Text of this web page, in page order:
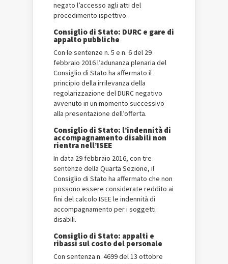
negato l’accesso agli atti del
procedimento ispettivo.
Consiglio di Stato: DURC e gare di
appalto pubbliche
Con le sentenze n. 5 e n. 6 del 29
febbraio 2016 l’adunanza plenaria del
Consiglio di Stato ha affermato il
principio della irrilevanza della
regolarizzazione del DURC negativo
avvenuto in un momento successivo
alla presentazione dell’offerta.
Consiglio di Stato: l’indennità di
accompagnamento disabili non
rientra nell’ISEE
In data 29 febbraio 2016, con tre
sentenze della Quarta Sezione, il
Consiglio di Stato ha affermato che non
possono essere considerate reddito ai
fini del calcolo ISEE le indennità di
accompagnamento per i soggetti
disabili.
Consiglio di Stato: appalti e
ribassi sul costo del personale
Con sentenza n. 4699 del 13 ottobre